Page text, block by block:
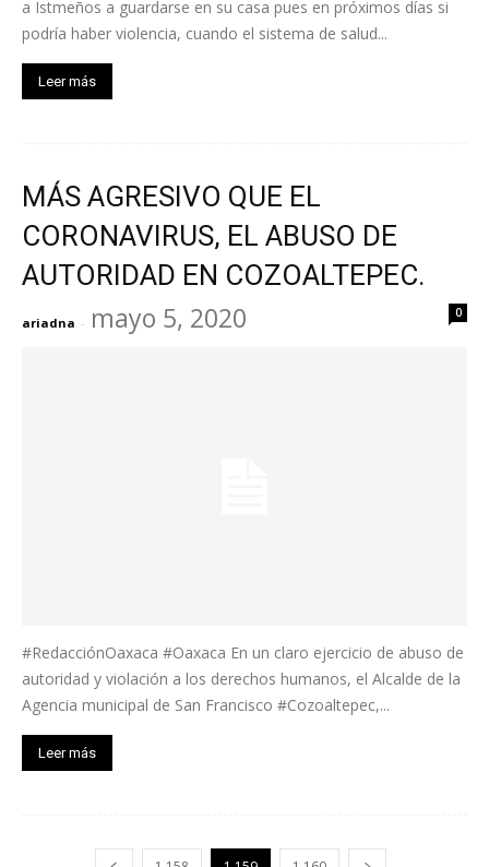
a Istmeños a guardarse en su casa pues en próximos días si
podría haber violencia, cuando el sistema de salud...
Leer más
MÁS AGRESIVO QUE EL
CORONAVIRUS, EL ABUSO DE
AUTORIDAD EN COZOALTEPEC.
ariadna - mayo 5, 2020 0
#RedacciónOaxaca #Oaxaca En un claro ejercicio de abuso de
autoridad y violación a los derechos humanos, el Alcalde de la
Agencia municipal de San Francisco #Cozoaltepec,...
Leer más